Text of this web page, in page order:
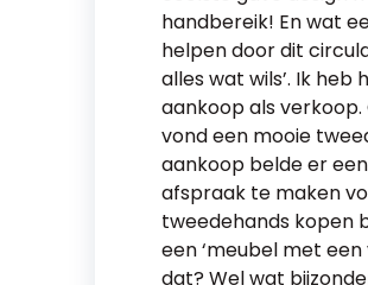
handbereik! En wat
helpen door dit
alles wat wils’. Ik
aankoop als
vond een mooie
aankoop belde er
afspraak te maken
tweedehands kopen
een ‘meubel met
dat? Wel wat